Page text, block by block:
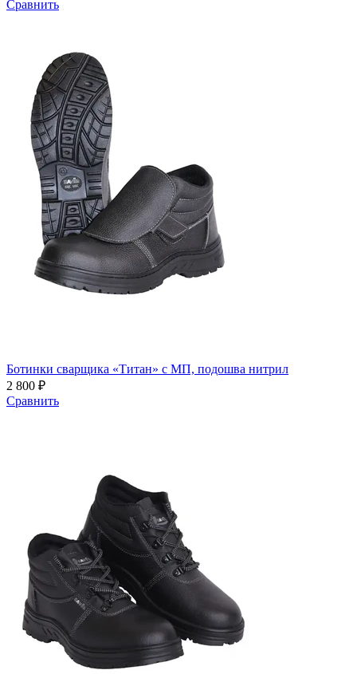
Сравнить
Ботинки сварщика «Титан» с МП, подошва нитрил
2 800 ₽
Сравнить